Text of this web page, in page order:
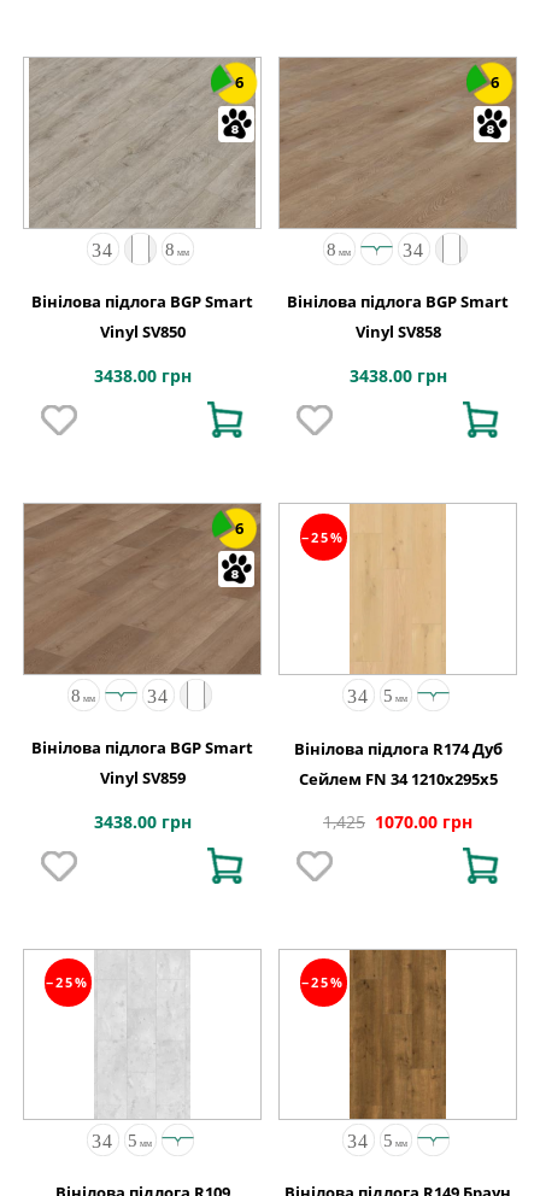
6
Вінілова підлога BGP Smart
Vinyl SV850
3438.00 грн
6
Вінілова підлога BGP Smart
Vinyl SV858
3438.00 грн
6
Вінілова підлога BGP Smart
Vinyl SV859
3438.00 грн
−25%
Вінілова підлога R174 Дуб
Сейлем FN 34 1210x295x5
1,425 1070.00 грн
−25% −25%